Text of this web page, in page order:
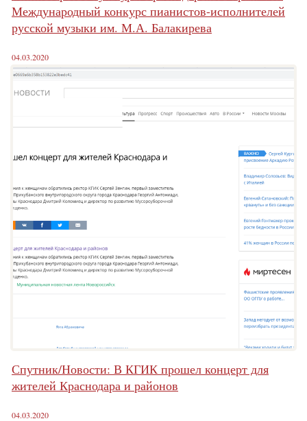
Международный конкурс пианистов-исполнителей
русской музыки им. М.А. Балакирева
04.03.2020
Спутник/Новости: В КГИК прошел концерт для
жителей Краснодара и районов
04.03.2020